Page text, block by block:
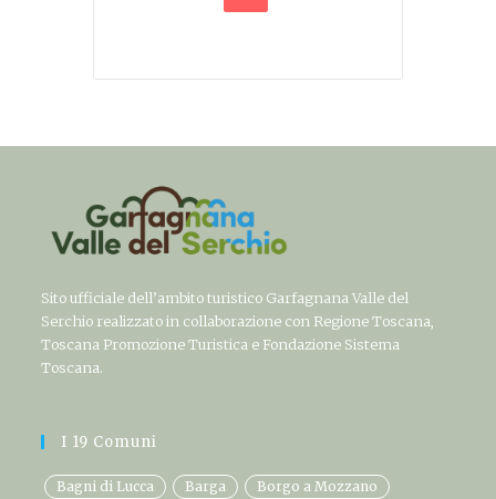
Sito ufficiale dell’ambito turistico Garfagnana Valle del
Serchio realizzato in collaborazione con Regione Toscana,
Toscana Promozione Turistica e Fondazione Sistema
Toscana.
I 19 Comuni
Bagni di Lucca Barga
Borgo a Mozzano